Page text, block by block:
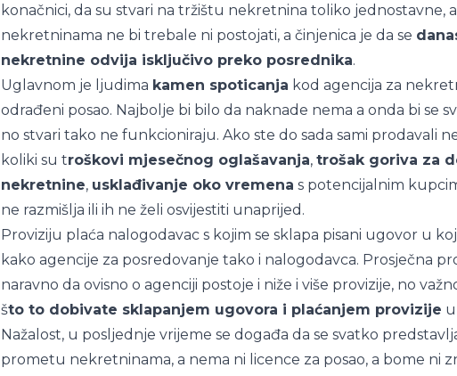
konačnici, da su stvari na tržištu nekretnina toliko jednostavne,
nekretninama ne bi trebale ni postojati, a činjenica je da se
nekretnine odvija isključivo preko posrednika.
Uglavnom je ljudima kamen spoticanja kod agencija za
odrađeni posao. Najbolje bi bilo da naknade nema a onda bi se
no stvari tako ne funkcioniraju. Ako ste do sada sami prodavali
koliki su troškovi mjesečnog oglašavanja, trošak goriva za
nekretnine, usklađivanje oko vremena s potencijalnim
ne razmišlja ili ih ne želi osvijestiti unaprijed.
Proviziju plaća nalogodavac s kojim se sklapa pisani ugovor u
kako agencije za posredovanje tako i nalogodavca. Prosječna
naravno da ovisno o agenciji postoje i niže i više provizije, no
što to dobivate sklapanjem ugovora i plaćanjem provizije
Nažalost, u posljednje vrijeme se događa da se svatko
prometu nekretninama, a nema ni licence za posao, a bome ni